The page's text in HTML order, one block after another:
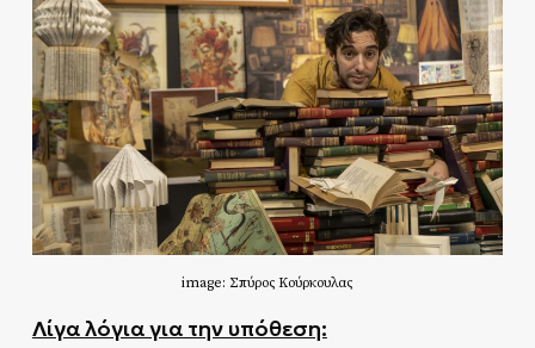
image: Σπύρος Κούρκουλας
Λίγα λόγια για την υπόθεση: